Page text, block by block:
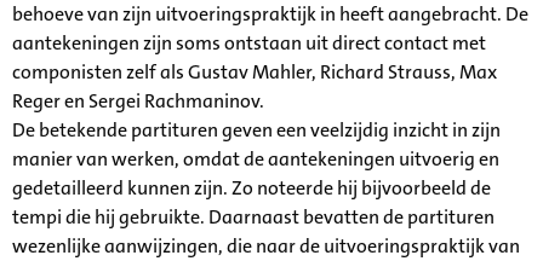
behoeve van zijn uitvoeringspraktijk in heeft aangebracht. De
aantekeningen zijn soms ontstaan uit direct contact met
componisten zelf als Gustav Mahler, Richard Strauss, Max
Reger en Sergei Rachmaninov.
De betekende partituren geven een veelzijdig inzicht in zijn
manier van werken, omdat de aantekeningen uitvoerig en
gedetailleerd kunnen zijn. Zo noteerde hij bijvoorbeeld de
tempi die hij gebruikte. Daarnaast bevatten de partituren
wezenlijke aanwijzingen, die naar de uitvoeringspraktijk van